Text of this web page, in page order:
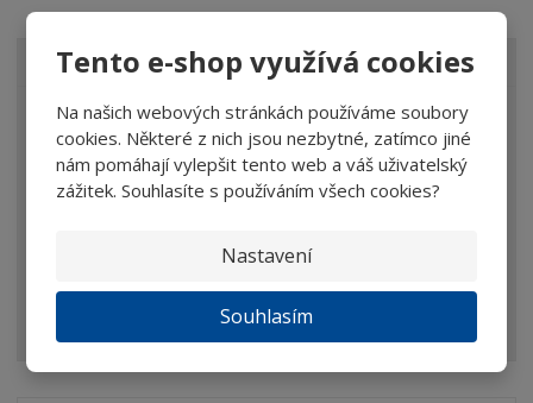
Tento e-shop využívá cookies
Na našich webových stránkách používáme soubory
cookies. Některé z nich jsou nezbytné, zatímco jiné
nám pomáhají vylepšit tento web a váš uživatelský
zážitek. Souhlasíte s používáním všech cookies?
Nastavení
Souhlasím
VŠECHNY KATEGORIE
Lupy
Brýle
Dalekohledy